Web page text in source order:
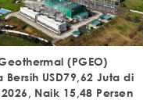
(PGEO)
USD79,62 Juta di
Naik 15,48 Persen